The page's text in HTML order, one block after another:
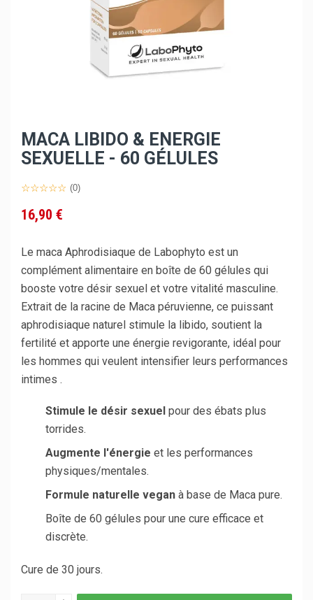
MACA LIBIDO & ENERGIE
SEXUELLE - 60 GÉLULES
(0)
16,90 €
Le maca Aphrodisiaque de Labophyto est un
complément alimentaire en boîte de 60 gélules qui
booste votre désir sexuel et votre vitalité masculine.
Extrait de la racine de Maca péruvienne, ce puissant
aphrodisiaque naturel stimule la libido, soutient la
fertilité et apporte une énergie revigorante, idéal pour
les hommes qui veulent intensifier leurs performances
intimes .
Stimule le désir sexuel pour des ébats plus
torrides.
Augmente l'énergie et les performances
physiques/mentales.
Formule naturelle vegan à base de Maca pure.
Boîte de 60 gélules pour une cure efficace et
discrète.
Cure de 30 jours.